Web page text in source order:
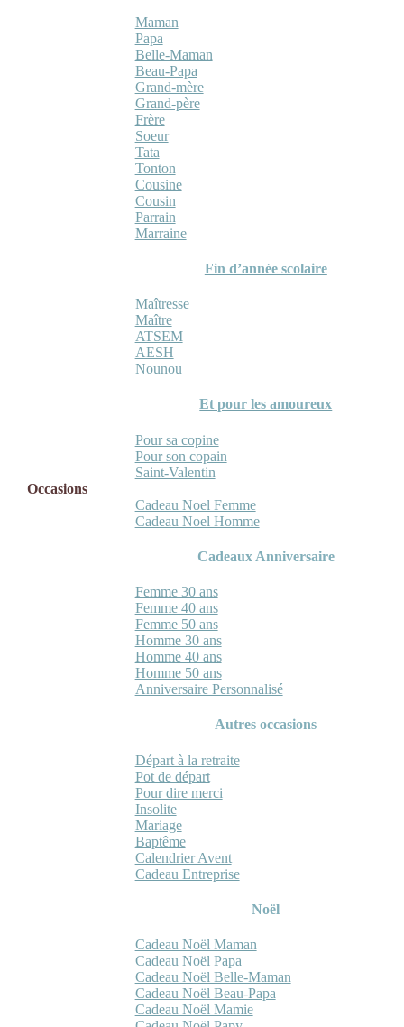
Maman
Papa
Belle-Maman
Beau-Papa
Grand-mère
Grand-père
Frère
Soeur
Tata
Tonton
Cousine
Cousin
Parrain
Marraine
Fin d’année scolaire
Maîtresse
Maître
ATSEM
AESH
Nounou
Et pour les amoureux
Pour sa copine
Pour son copain
Saint-Valentin
Occasions
Cadeau Noel Femme
Cadeau Noel Homme
Cadeaux Anniversaire
Femme 30 ans
Femme 40 ans
Femme 50 ans
Homme 30 ans
Homme 40 ans
Homme 50 ans
Anniversaire Personnalisé
Autres occasions
Départ à la retraite
Pot de départ
Pour dire merci
Insolite
Mariage
Baptême
Calendrier Avent
Cadeau Entreprise
Noël
Cadeau Noël Maman
Cadeau Noël Papa
Cadeau Noël Belle-Maman
Cadeau Noël Beau-Papa
Cadeau Noël Mamie